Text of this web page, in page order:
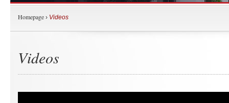
Homepage › Videos
Videos